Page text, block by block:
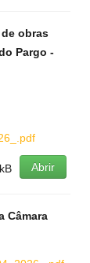
obras
Pargo -
Abrir
Câmara